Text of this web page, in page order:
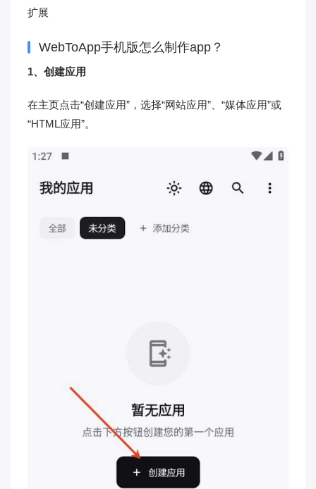
扩展
WebToApp手机版怎么制作app？
1、创建应用
在主页点击“创建应用”，选择“网站应用”、“媒体应用”或
“HTML应用”。